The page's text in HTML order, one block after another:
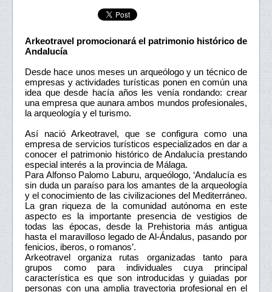
Arkeotravel promocionará el patrimonio histórico de
Andalucía
Desde hace unos meses un arqueólogo y un técnico de
empresas y actividades turísticas ponen en común una
idea que desde hacía años les venía rondando: crear
una empresa que aunara ambos mundos profesionales,
la arqueología y el turismo.
Así nació Arkeotravel, que se configura como una
empresa de servicios turísticos especializados en dar a
conocer el patrimonio histórico de Andalucía prestando
especial interés a la provincia de Málaga.
Para Alfonso Palomo Laburu, arqueólogo, ‘Andalucía es
sin duda un paraíso para los amantes de la arqueología
y el conocimiento de las civilizaciones del Mediterráneo.
La gran riqueza de la comunidad autónoma en este
aspecto es la importante presencia de vestigios de
todas las épocas, desde la Prehistoria más antigua
hasta el maravilloso legado de Al-Ándalus, pasando por
fenicios, iberos, o romanos’.
Arkeotravel organiza rutas organizadas tanto para
grupos como para individuales cuya principal
característica es que son introducidas y guiadas por
personas con una amplia trayectoria profesional en el